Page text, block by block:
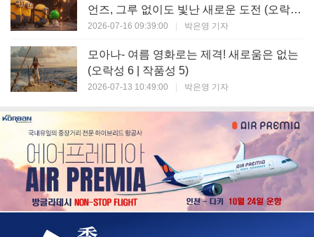
언즈, 그루 없이도 빛난 새로운 도전 (오락성
7 | 작품성 6)
2026-07-16 09:39:00 박은영 기자
모아나- 여름 영화로는 제격! 새로움은 없는
(오락성 6 | 작품성 5)
2026-07-13 10:49:00 박은영 기자